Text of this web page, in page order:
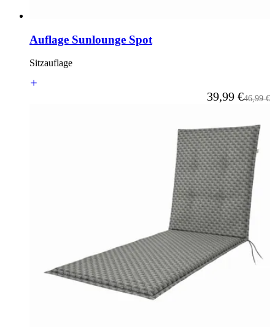
Auflage Sunlounge Spot
Sitzauflage
Ab
39,99 €46,99 €